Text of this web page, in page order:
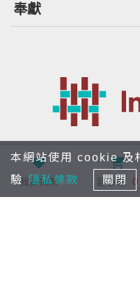
奉獻
104102 台北市中山
我要捐款 愛心車 0
本網站使用 cookie 及
驗 隱私條款 關閉